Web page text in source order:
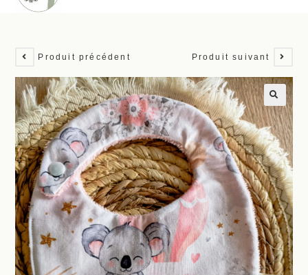
Produit précédent Produit suivant